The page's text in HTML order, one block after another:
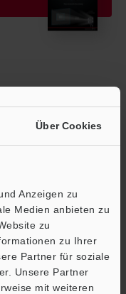
Über Cookies
Anzeigen zu
Medien anbieten zu
zu
zu Ihrer
Partner für soziale
Unsere Partner
mit weiteren